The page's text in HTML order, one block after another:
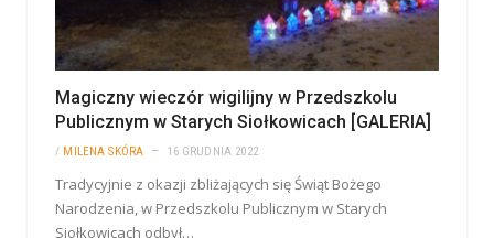
Magiczny wieczór wigilijny w Przedszkolu
Publicznym w Starych Siołkowicach [GALERIA]
/ MILENA SKÓRA 16 GRUDNIA 2022
Tradycyjnie z okazji zbliżających się Świąt Bożego
Narodzenia, w Przedszkolu Publicznym w Starych
Siołkowicach odbył…